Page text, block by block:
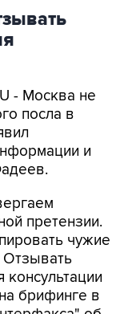
- Москва не
посла в
и
претензии.
чужие
Отзывать
консультации
брифинге в